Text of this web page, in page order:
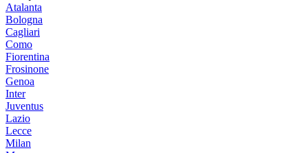
Atalanta
Bologna
Cagliari
Como
Fiorentina
Frosinone
Genoa
Inter
Juventus
Lazio
Lecce
Milan